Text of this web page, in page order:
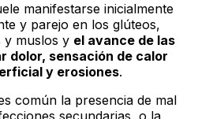
manifestarse inicialmente
y parejo en los glúteos,
y muslos y el avance de las
dolor, sensación de calor
y erosiones.
común la presencia de mal